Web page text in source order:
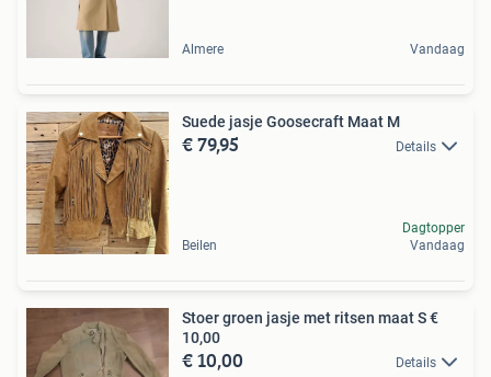
Almere Vandaag
Suede jasje Goosecraft Maat M
€ 79,95 Details
Beilen
Dagtopper
Vandaag
Stoer groen jasje met ritsen maat S €
10,00
€ 10,00 Details